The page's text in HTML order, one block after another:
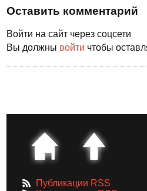
Оставить комментарий
Войти на сайт через соцсети
Вы должны войти чтобы
Публикации RSS